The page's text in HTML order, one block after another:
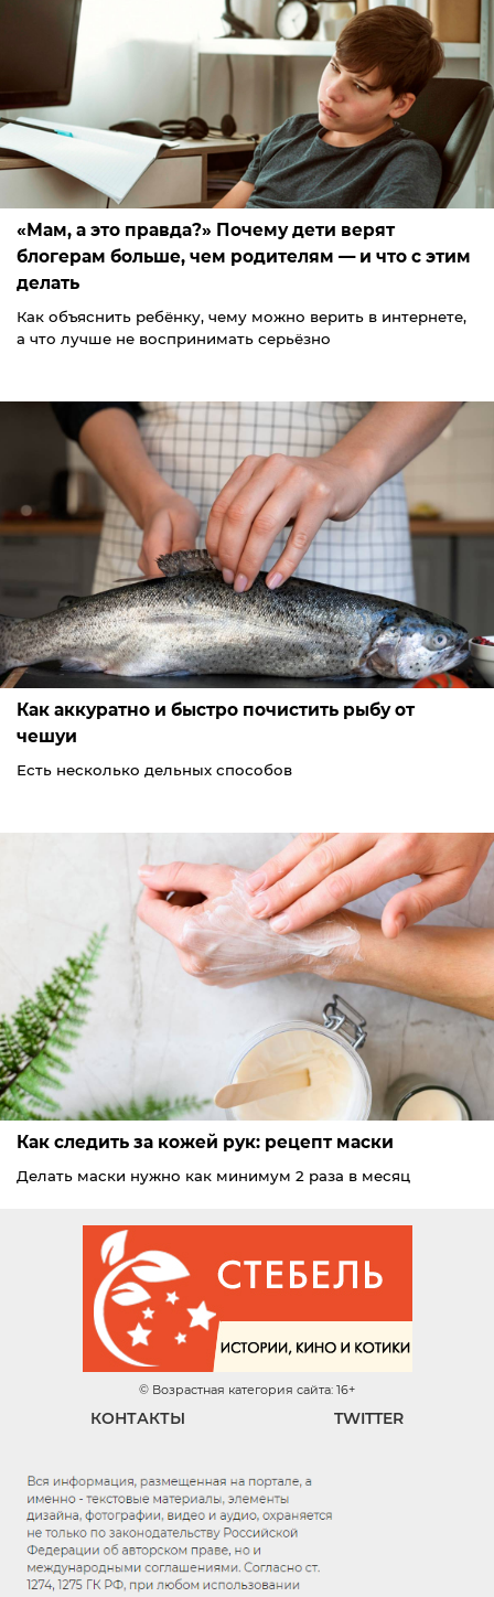
«Мам, а это правда?» Почему дети верят
блогерам больше, чем родителям — и что с этим
делать
Как объяснить ребёнку, чему можно верить в интернете,
а что лучше не воспринимать серьёзно
Как аккуратно и быстро почистить рыбу от
чешуи
Есть несколько дельных способов
Как следить за кожей рук: рецепт маски
Делать маски нужно как минимум 2 раза в месяц
© Возрастная категория сайта: 16+
КОНТАКТЫ TWITTER